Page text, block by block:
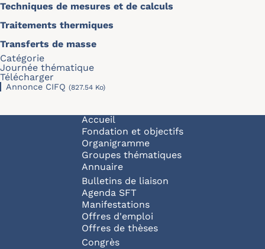
Techniques de mesures et de calculs
Traitements thermiques
Transferts de masse
Catégorie
Journée thématique
Télécharger
Annonce CIFQ (827.54 Ko)
Navigation principale
Accueil
Fondation et objectifs
Organigramme
Groupes thématiques
Annuaire
Bulletins de liaison
Agenda SFT
Manifestations
Offres d'emploi
Offres de thèses
Congrès